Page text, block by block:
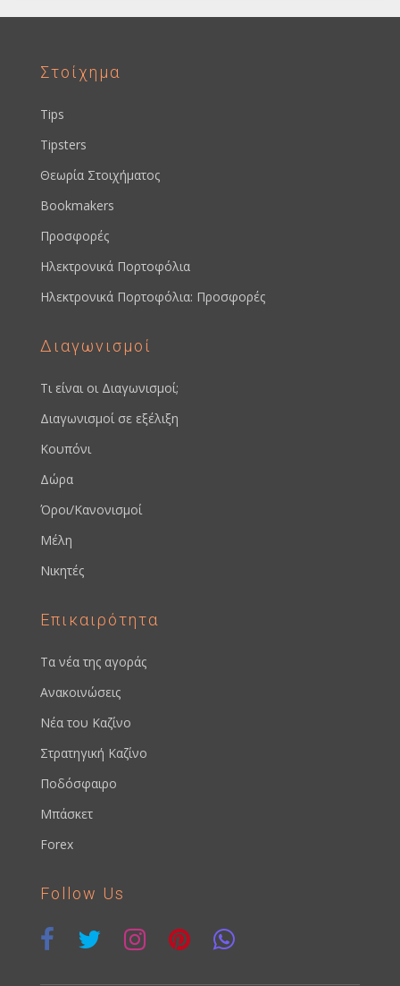
Στοίχημα
Tips
Tipsters
Θεωρία Στοιχήματος
Bookmakers
Προσφορές
Ηλεκτρονικά Πορτοφόλια
Ηλεκτρονικά Πορτοφόλια: Προσφορές
Διαγωνισμοί
Τι είναι οι Διαγωνισμοί;
Διαγωνισμοί σε εξέλιξη
Κουπόνι
Δώρα
Όροι/Κανονισμοί
Μέλη
Νικητές
Επικαιρότητα
Τα νέα της αγοράς
Ανακοινώσεις
Νέα του Καζίνο
Στρατηγική Καζίνο
Ποδόσφαιρο
Μπάσκετ
Forex
Follow Us